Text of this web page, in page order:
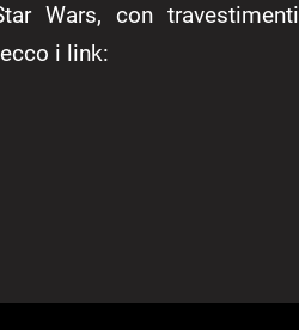
Wars, con travestimenti
i link: